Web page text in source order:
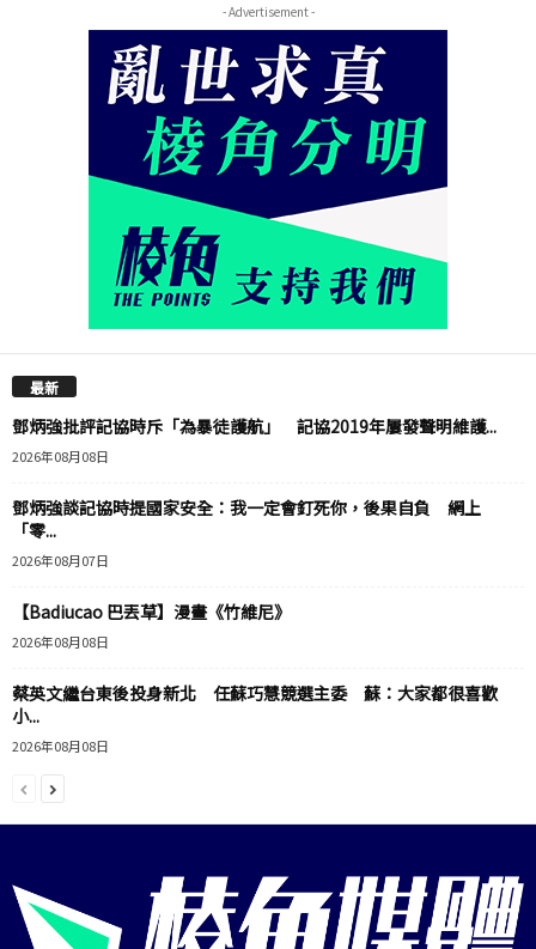
- Advertisement -
最新
鄧炳強批評記協時斥「為暴徒護航」 記協2019年屢發聲明維護...
2026年08月08日
鄧炳強談記協時提國家安全：我一定會釘死你，後果自負 網上
「零...
2026年08月07日
【Badiucao 巴丟草】漫畫《竹維尼》
2026年08月08日
蔡英文繼台東後投身新北 任蘇巧慧競選主委 蘇：大家都很喜歡
小...
2026年08月08日